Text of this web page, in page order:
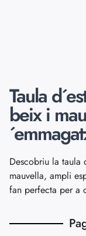
Taula
beix i
Descobriu la taula
mauvella, ampli
fan perfecta per a